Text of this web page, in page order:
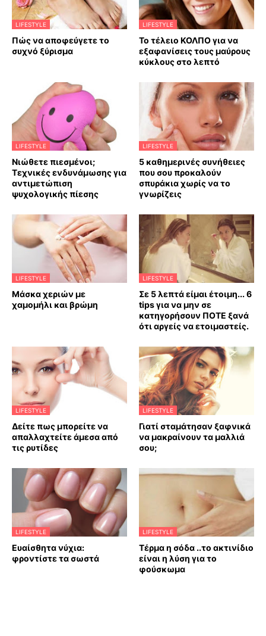
LIFESTYLE
Πώς να αποφεύγετε το
συχνό ξύρισμα
LIFESTYLE
Το τέλειο ΚΟΛΠΟ για να
εξαφανίσεις τους μαύρους
κύκλους στο λεπτό
LIFESTYLE
Νιώθετε πιεσμένοι;
Τεχνικές ενδυνάμωσης για
αντιμετώπιση
ψυχολογικής πίεσης
LIFESTYLE
5 καθημερινές συνήθειες
που σου προκαλούν
σπυράκια χωρίς να το
γνωρίζεις
LIFESTYLE
Mάσκα χεριών με
χαμομήλι και βρώμη
LIFESTYLE
Σε 5 λεπτά είμαι έτοιμη... 6
tips για να μην σε
κατηγορήσουν ΠΟΤΕ ξανά
ότι αργείς να ετοιμαστείς.
LIFESTYLE
Δείτε πως μπορείτε να
απαλλαχτείτε άμεσα από
τις ρυτίδες
LIFESTYLE
Γιατί σταμάτησαν ξαφνικά
να μακραίνουν τα μαλλιά
σου;
LIFESTYLE
Ευαίσθητα νύχια:
φροντίστε τα σωστά
LIFESTYLE
Τέρμα η σόδα ..το ακτινίδιο
είναι η λύση για το
φούσκωμα